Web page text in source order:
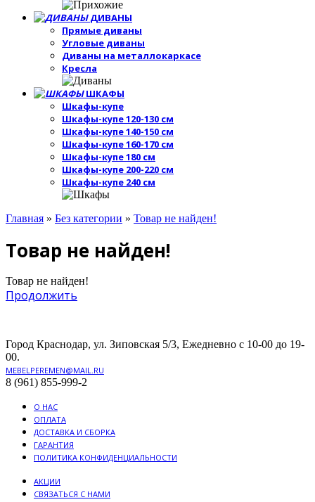
ДИВАНЫ
Прямые диваны
Угловые диваны
Диваны на металлокаркасе
Кресла
ШКАФЫ
Шкафы-купе
Шкафы-купе 120-130 см
Шкафы-купе 140-150 см
Шкафы-купе 160-170 см
Шкафы-купе 180 см
Шкафы-купе 200-220 см
Шкафы-купе 240 см
Главная » Без категории » Товар не найден!
Товар не найден!
Товар не найден!
Продолжить
Город Краснодар, ул. Зиповская 5/3, Ежедневно с 10-00 до 19-
00.
MEBELPEREMEN@MAIL.RU
8 (961) 855-999-2
О НАС
ОПЛАТА
ДОСТАВКА И СБОРКА
ГАРАНТИЯ
ПОЛИТИКА КОНФИДЕНЦИАЛЬНОСТИ
АКЦИИ
СВЯЗАТЬСЯ С НАМИ